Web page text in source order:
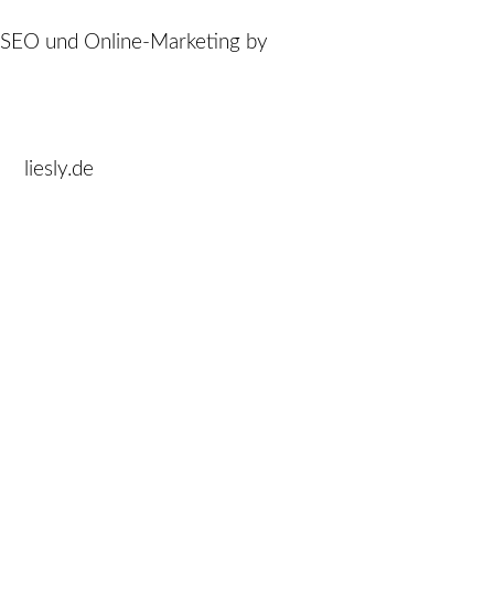
SEO und Online-Marketing by
liesly.de